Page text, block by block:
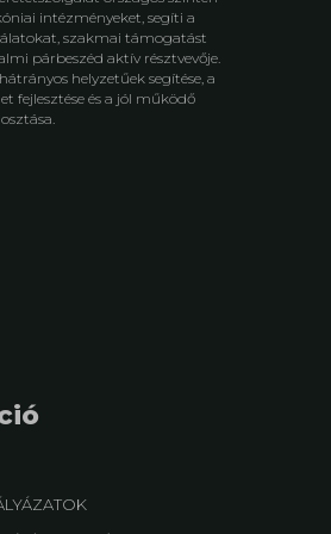
intézményeket, segíti a
szakmai támogatást
párbeszéd aktív résztvevője.
helyzetűek segítése, a
fejlesztése és a jól működő